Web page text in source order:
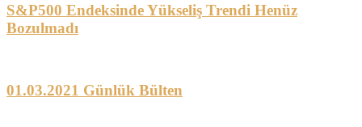
S&P500 Endeksinde Yükseliş Trendi Henüz
Bozulmadı
01.03.2021 Günlük Bülten